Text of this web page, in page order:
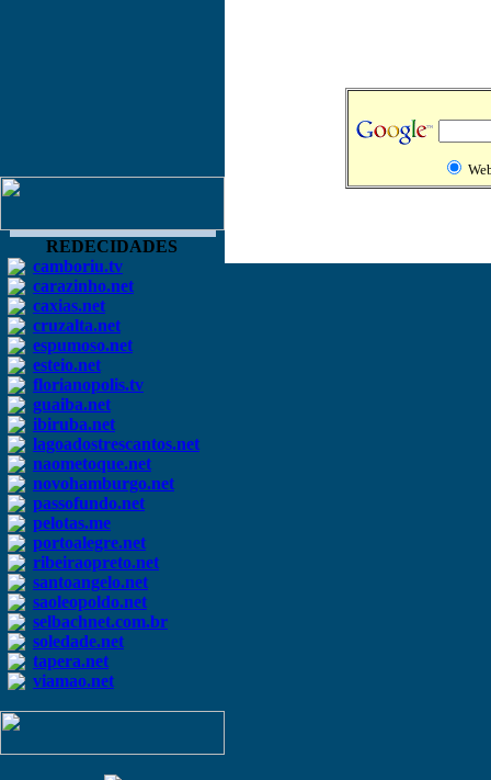
REDECIDADES
camboriu.tv
carazinho.net
caxias.net
cruzalta.net
espumoso.net
esteio.net
florianopolis.tv
guaiba.net
ibiruba.net
lagoadostrescantos.net
naometoque.net
novohamburgo.net
passofundo.net
pelotas.me
portoalegre.net
ribeiraopreto.net
santoangelo.net
saoleopoldo.net
selbachnet.com.br
soledade.net
tapera.net
viamao.net